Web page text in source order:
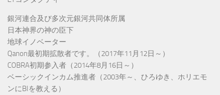
銀河連合及び多次元銀河共同体所属
日本神界の神の臣下
地球イノベーター
Qanon最初期拡散者です。（2017年11月12日～）
COBRA初期参入者（2014年8月16日～）
ベーシックインカム推進者（2003年～、ひろゆき、ホリエモ
ンにBIを教える）